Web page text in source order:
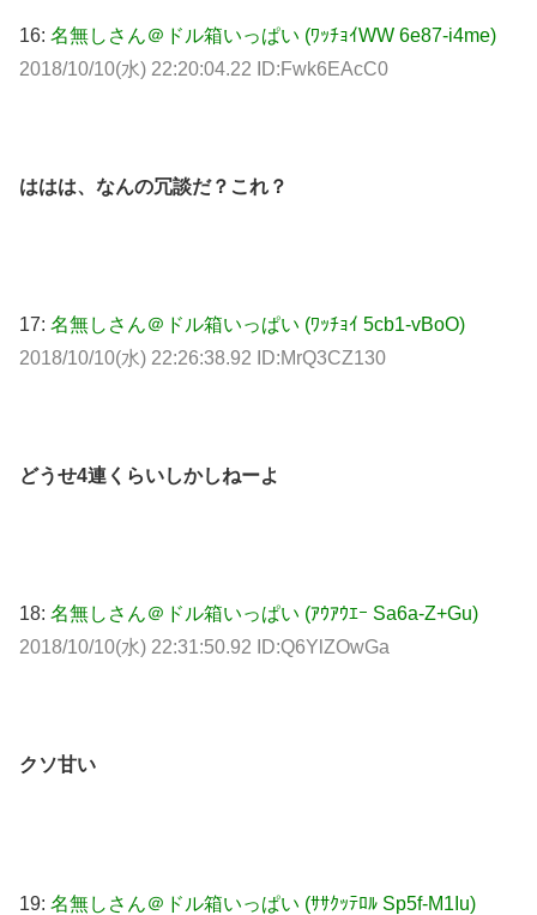
16: 名無しさん＠ドル箱いっぱい (ﾜｯﾁｮｲWW 6e87-i4me)
2018/10/10(水) 22:20:04.22 ID:Fwk6EAcC0
ははは、なんの冗談だ？これ？
17: 名無しさん＠ドル箱いっぱい (ﾜｯﾁｮｲ 5cb1-vBoO)
2018/10/10(水) 22:26:38.92 ID:MrQ3CZ130
どうせ4連くらいしかしねーよ
18: 名無しさん＠ドル箱いっぱい (ｱｳｱｳｴｰ Sa6a-Z+Gu)
2018/10/10(水) 22:31:50.92 ID:Q6YlZOwGa
クソ甘い
19: 名無しさん＠ドル箱いっぱい (ｻｻｸｯﾃﾛﾙ Sp5f-M1Iu)